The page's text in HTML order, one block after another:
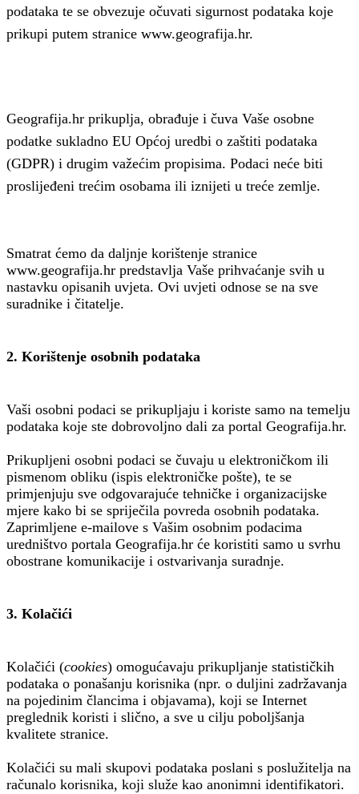
podataka te se obvezuje očuvati sigurnost podataka koje
prikupi putem stranice www.geografija.hr.
Geografija.hr prikuplja, obrađuje i čuva Vaše osobne
podatke sukladno EU Općoj uredbi o zaštiti podataka
(GDPR) i drugim važećim propisima. Podaci neće biti
proslijeđeni trećim osobama ili iznijeti u treće zemlje.
Smatrat ćemo da daljnje korištenje stranice
www.geografija.hr predstavlja Vaše prihvaćanje svih u
nastavku opisanih uvjeta. Ovi uvjeti odnose se na sve
suradnike i čitatelje.
2. Korištenje osobnih podataka
Vaši osobni podaci se prikupljaju i koriste samo na temelju
podataka koje ste dobrovoljno dali za portal Geografija.hr.
Prikupljeni osobni podaci se čuvaju u elektroničkom ili
pismenom obliku (ispis elektroničke pošte), te se
primjenjuju sve odgovarajuće tehničke i organizacijske
mjere kako bi se spriječila povreda osobnih podataka.
Zaprimljene e-mailove s Vašim osobnim podacima
uredništvo portala Geografija.hr će koristiti samo u svrhu
obostrane komunikacije i ostvarivanja suradnje.
3. Kolačići
Kolačići (cookies) omogućavaju prikupljanje statističkih
podataka o ponašanju korisnika (npr. o duljini zadržavanja
na pojedinim člancima i objavama), koji se Internet
preglednik koristi i slično, a sve u cilju poboljšanja
kvalitete stranice.
Kolačići su mali skupovi podataka poslani s poslužitelja na
računalo korisnika, koji služe kao anonimni identifikatori.